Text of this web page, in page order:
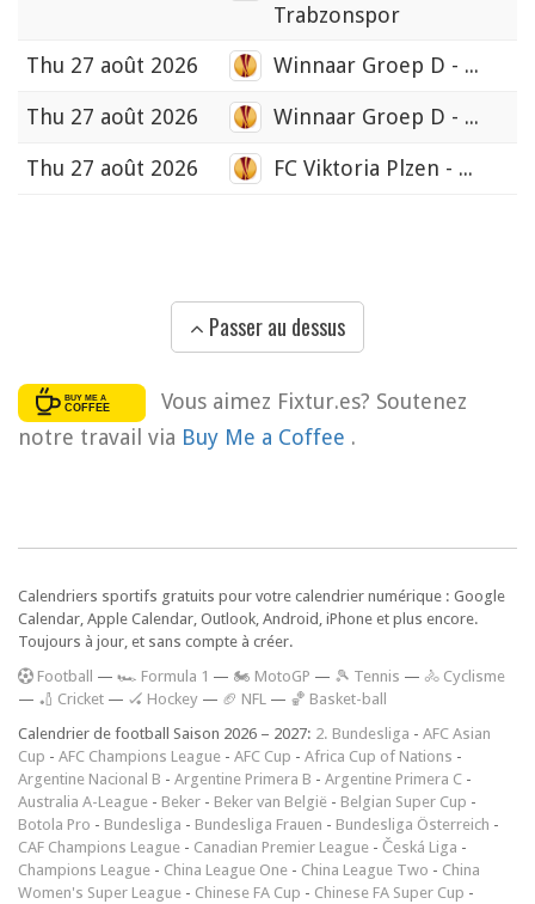
Trabzonspor
Thu 27 août 2026 Winnaar Groep D - ...
Thu 27 août 2026 Winnaar Groep D - ...
Thu 27 août 2026 FC Viktoria Plzen - ...
Passer au dessus
Vous aimez Fixtur.es? Soutenez
notre travail via Buy Me a Coffee .
Calendriers sportifs gratuits pour votre calendrier numérique : Google
Calendar, Apple Calendar, Outlook, Android, iPhone et plus encore.
Toujours à jour, et sans compte à créer.
Football — 🏎️ Formula 1 — 🏍 MotoGP — 🎾 Tennis — 🚴 Cyclisme
— 🏏 Cricket — 🏑 Hockey — 🏈 NFL — 🏀 Basket-ball
Calendrier de football Saison 2026 – 2027: 2. Bundesliga - AFC Asian
Cup - AFC Champions League - AFC Cup - Africa Cup of Nations -
Argentine Nacional B - Argentine Primera B - Argentine Primera C -
Australia A-League - Beker - Beker van België - Belgian Super Cup -
Botola Pro - Bundesliga - Bundesliga Frauen - Bundesliga Österreich -
CAF Champions League - Canadian Premier League - Česká Liga -
Champions League - China League One - China League Two - China
Women's Super League - Chinese FA Cup - Chinese FA Super Cup -